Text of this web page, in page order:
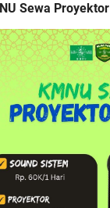
Sewa Proyektor